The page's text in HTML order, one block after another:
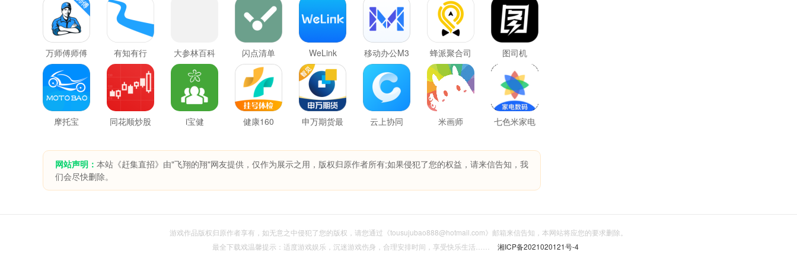
万师傅师傅
版
有知有行 大参林百科 闪点清单 WeLink 移动办公M3
蜂派聚合司
机
图司机
摩托宝
同花顺炒股
i宝健 健康160
申万期货最
云上协同 米画师
七色米家电
网站声明： 本站《赶集直招》由"飞翔的翔"网友提供，仅作为展示之用，版权归原作者所有;如果侵犯了您的权益，请来信告知，我
们会尽快删除。
游戏作品版权归原作者享有，如无意之中侵犯了您的版权，请您通过《tousujubao888@hotmail.com》邮箱来信告知，本网站将应您的要求删除。
最全下载戏温馨提示：适度游戏娱乐，沉迷游戏伤身，合理安排时间，享受快乐生活……
湘ICP备2021020121号-4